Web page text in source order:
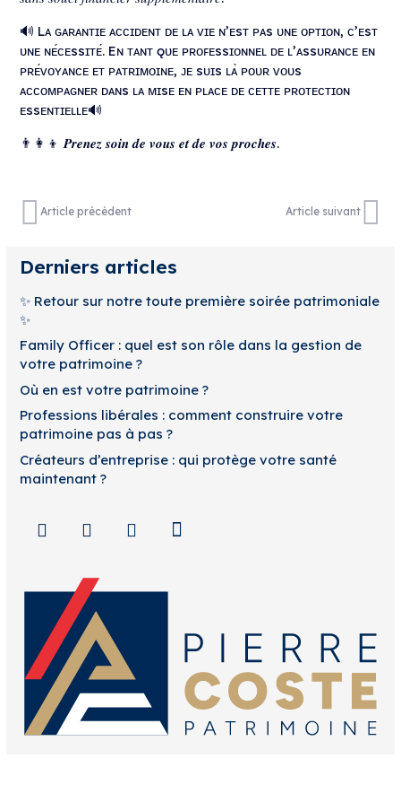
🔊 Lᴀ ɢᴀʀᴀɴᴛɪᴇ ᴀᴄᴄɪᴅᴇɴᴛ ᴅᴇ ʟᴀ ᴠɪᴇ ɴ’ᴇsᴛ ᴘᴀs ᴜɴᴇ ᴏᴘᴛɪᴏɴ, ᴄ’ᴇsᴛ
ᴜɴᴇ ɴᴇ́ᴄᴇssɪᴛᴇ́. Eɴ ᴛᴀɴᴛ ǫᴜᴇ ᴘʀᴏꜰᴇssɪᴏɴɴᴇʟ ᴅᴇ ʟ’ᴀssᴜʀᴀɴᴄᴇ ᴇɴ
ᴘʀᴇ́ᴠᴏʏᴀɴᴄᴇ ᴇᴛ ᴘᴀᴛʀɪᴍᴏɪɴᴇ, ᴊᴇ sᴜɪs ʟᴀ̀ ᴘᴏᴜʀ ᴠᴏᴜs
ᴀᴄᴄᴏᴍᴘᴀɢɴᴇʀ ᴅᴀɴs ʟᴀ ᴍɪsᴇ ᴇɴ ᴘʟᴀᴄᴇ ᴅᴇ ᴄᴇᴛᴛᴇ ᴘʀᴏᴛᴇᴄᴛɪᴏɴ
ᴇssᴇɴᴛɪᴇʟʟᴇ🔊
👨‍👩‍👦 𝑷𝒓𝒆𝒏𝒆𝒛 𝒔𝒐𝒊𝒏 𝒅𝒆 𝒗𝒐𝒖𝒔 𝒆𝒕 𝒅𝒆 𝒗𝒐𝒔 𝒑𝒓𝒐𝒄𝒉𝒆𝒔.
Article précédent Article suivant
Derniers articles
✨ Retour sur notre toute première soirée patrimoniale
✨
Family Officer : quel est son rôle dans la gestion de
votre patrimoine ?
Où en est votre patrimoine ?
Professions libérales : comment construire votre
patrimoine pas à pas ?
Créateurs d’entreprise : qui protège votre santé
maintenant ?